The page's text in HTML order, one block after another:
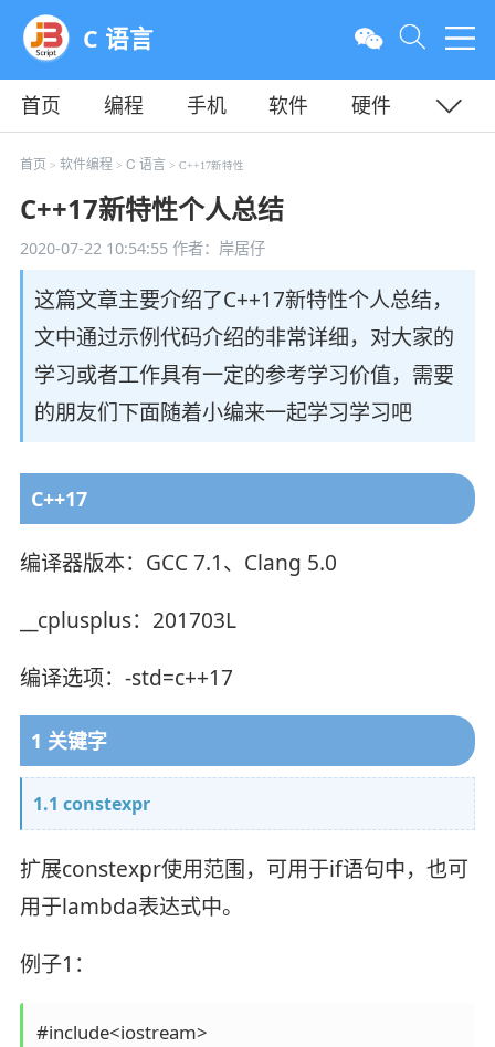
C 语言
首页 编程 手机 软件
硬件
教程
平面 服务器
首页 > 软件编程 > C 语言 > C++17新特性
C++17新特性个人总结
2020-07-22 10:54:55作者：岸居仔
这篇文章主要介绍了C++17新特性个人总结，
文中通过示例代码介绍的非常详细，对大家的
学习或者工作具有一定的参考学习价值，需要
的朋友们下面随着小编来一起学习学习吧
C++17
编译器版本：GCC 7.1、Clang 5.0
__cplusplus：201703L
编译选项：-std=c++17
1 关键字
1.1 constexpr
扩展constexpr使用范围，可用于if语句中，也可
用于lambda表达式中。
例子1：
#include<iostream>